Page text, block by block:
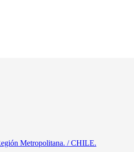
Metropolitana. / CHILE.